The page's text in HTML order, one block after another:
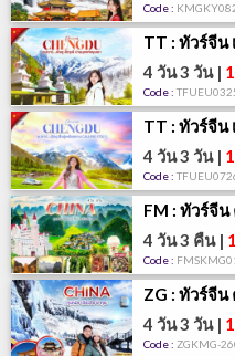
Code :
TT : ทัวร์จีน
4 วัน 3 วัน|
Code :
TT : ทัวร์จีน
4 วัน 3 วัน|
Code :
FM : ทัวร์จี
4 วัน 3 คืน|
Code :
ZG : ทัวร์จีน
4 วัน 3 วัน|
Code : ZGKMG-